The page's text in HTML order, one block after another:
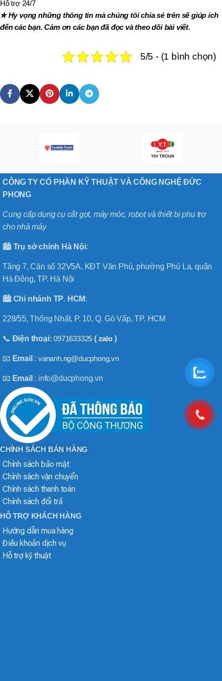
Hỗ trợ 24/7
✯ Hy vọng những thông tin mà chúng tôi chia sẻ trên sẽ giúp ích
đến các bạn. Cảm ơn các bạn đã đọc và theo dõi bài viết.
5/5 - (1 bình chọn)
CÔNG TY CỔ PHẦN KỸ THUẬT VÀ CÔNG NGHỆ ĐỨC
PHONG
Cung cấp dụng cụ cắt gọt, máy móc, robot và thiết bị phụ trợ
cho nhà máy
🏙️ Trụ sở chính Hà Nội:
Tầng 7, Căn số 32V5A, KĐT Văn Phú, phường Phú La, quận
Hà Đông, TP. Hà Nội
🏙️ Chi nhánh TP. HCM:
228/55, Thống Nhất, P. 10, Q. Gò Vấp, TP. HCM
📞 Điện thoại:0971633325 ( zalo)
📧 Email :vananh.ng@ducphong.vn
📧 Email : info@ducphong.vn
CHÍNH SÁCH BÁN HÀNG
Chính sách bảo mật
Chính sách vận chuyển
Chính sách thanh toán
Chính sách đổi trả
HỖ TRỢ KHÁCH HÀNG
Hướng dẫn mua hàng
Điều khoản dịch vụ
Hỗ trợ kỹ thuật